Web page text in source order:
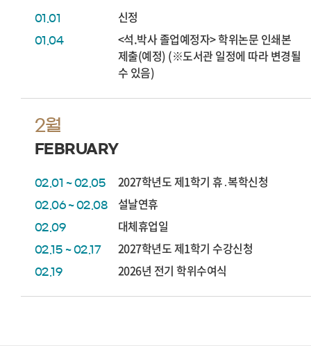
01.01 신정
01.04
<석.박사 졸업예정자> 학위논문 인쇄본
제출(예정) (※도서관 일정에 따라 변경될
수 있음)
2월
FEBRUARY
02.01 ~ 02.05 2027학년도 제1학기 휴․복학신청
02.06 ~ 02.08 설날연휴
02.09 대체휴업일
02.15 ~ 02.17 2027학년도 제1학기 수강신청
02.19 2026년 전기 학위수여식